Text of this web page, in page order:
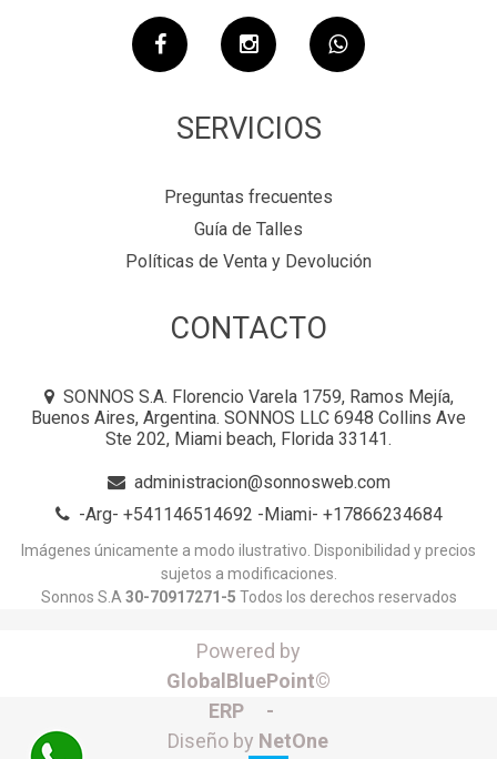
SERVICIOS
Preguntas frecuentes
Guía de Talles
Políticas de Venta y Devolución
CONTACTO
SONNOS S.A. Florencio Varela 1759, Ramos Mejía,
Buenos Aires, Argentina. SONNOS LLC 6948 Collins Ave
Ste 202, Miami beach, Florida 33141.
administracion@sonnosweb.com
-Arg- +541146514692 -Miami- +17866234684
Imágenes únicamente a modo ilustrativo. Disponibilidad y precios
sujetos a modificaciones.
Sonnos S.A 30-70917271-5 Todos los derechos reservados
Powered by
GlobalBluePoint©
ERP -
Diseño by NetOne